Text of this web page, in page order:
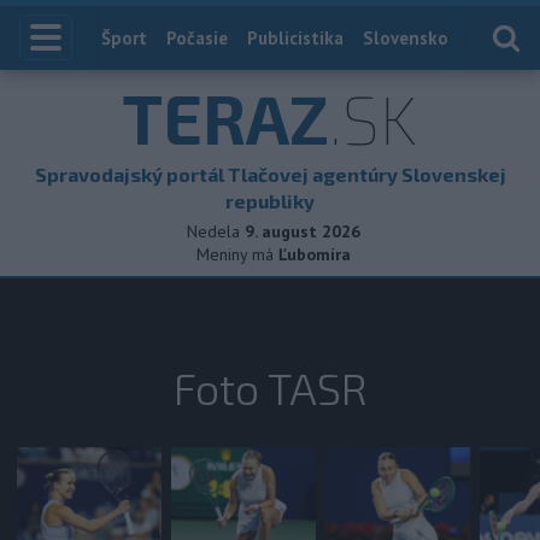
Index
Šport Počasie Publicistika Slovensko
TERAZ.SK
Spravodajský portál Tlačovej agentúry Slovenskej
republiky
Nedela 9. august 2026
Meniny má Ľubomíra
Foto TASR